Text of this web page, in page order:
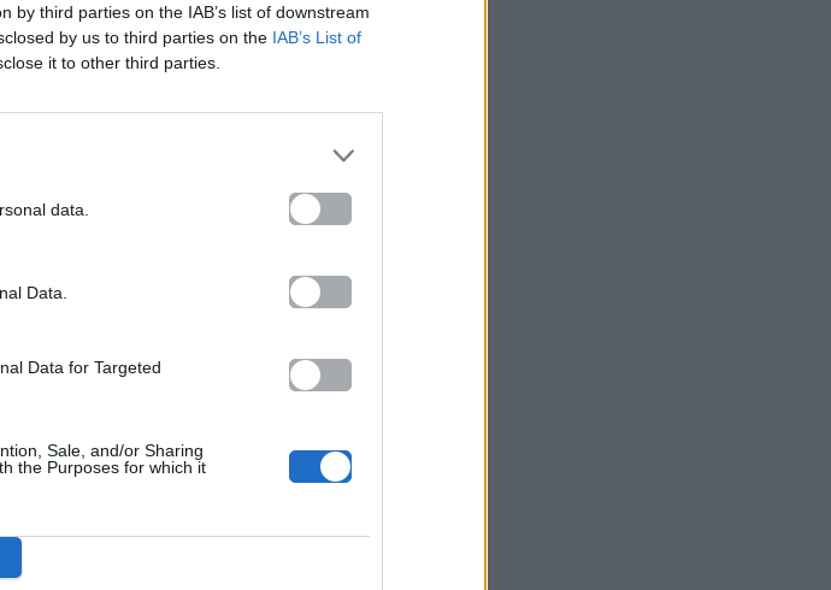
by third parties on the IAB’s list of downstream
by us to third parties on the IAB’s List of
it to other third parties.
data.
Data.
Data for Targeted
Sale, and/or Sharing
the Purposes for which it